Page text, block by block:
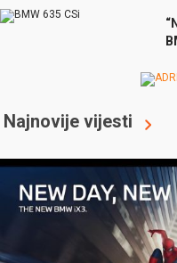
Najnovije vijesti